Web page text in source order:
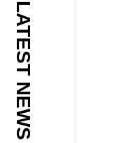
LATEST NEWS